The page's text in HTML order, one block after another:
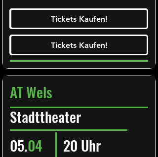
Tickets Kaufen!
Ticketalarm abonieren!
Tickets Kaufen!
Tickets Kaufen!
Tickets Kaufen!
AT Wels
Stadttheater
05.04 20 Uhr